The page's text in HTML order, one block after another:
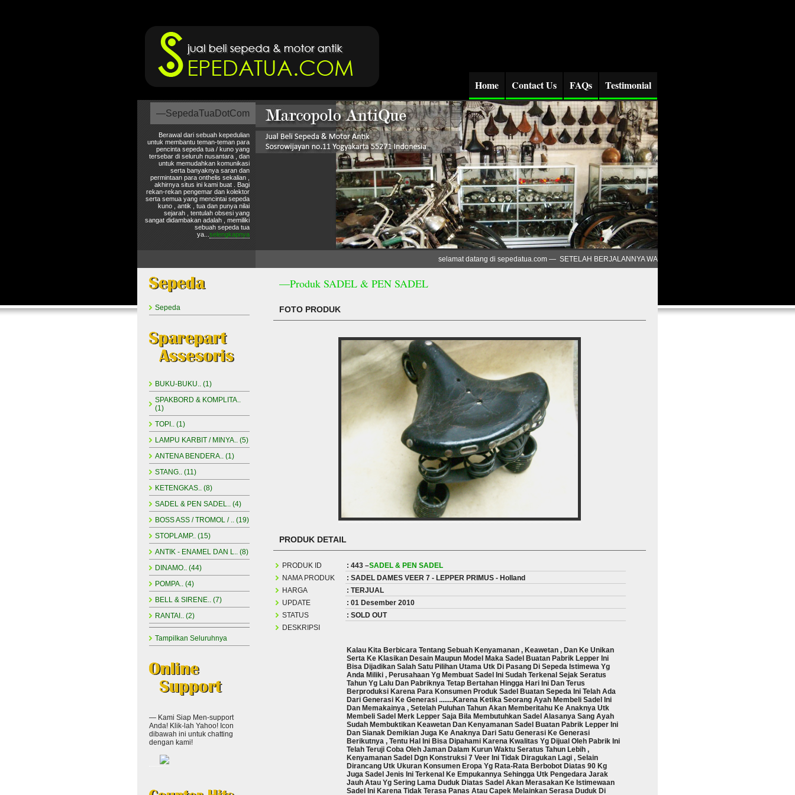
Home Contact Us FAQs Testimonial
—SepedaTuaDotCom
Berawal dari sebuah kepedulian
untuk membantu teman-teman para
pencinta sepeda tua / kuno yang
tersebar di seluruh nusantara , dan
untuk memudahkan komunikasi
serta banyaknya saran dan
permintaan para onthelis sekalian ,
akhirnya situs ini kami buat . Bagi
rekan-rekan pengemar dan kolektor
serta semua yang mencintai sepeda
kuno , antik , tua dan punya nilai
sejarah , tentulah obsesi yang
sangat didambakan adalah , memiliki
sebuah sepeda tua
ya... selengkapnya
selamat datang di sepedatua.com — SETELAH BERJALANNYA WAKTU SEJAK JUNI TAHUN LALU , HINGGA
Sepeda
BUKU-BUKU.. (1)
SPAKBORD & KOMPLITA..
(1)
TOPI.. (1)
LAMPU KARBIT / MINYA.. (5)
ANTENA BENDERA.. (1)
STANG.. (11)
KETENGKAS.. (8)
SADEL & PEN SADEL.. (4)
BOSS ASS / TROMOL / .. (19)
STOPLAMP.. (15)
ANTIK - ENAMEL DAN L.. (8)
DINAMO.. (44)
POMPA.. (4)
BELL & SIRENE.. (7)
RANTAI.. (2)
Tampilkan Seluruhnya
— Kami Siap Men-support
Anda! Klik-lah Yahoo! Icon
dibawah ini untuk chatting
dengan kami!
—Produk SADEL & PEN SADEL
FOTO PRODUK
PRODUK DETAIL
PRODUK ID : 443 –SADEL & PEN SADEL
NAMA PRODUK
: SADEL DAMES VEER 7 - LEPPER PRIMUS - Holland
HARGA
: TERJUAL
UPDATE
: 01 Desember 2010
STATUS
: SOLD OUT
DESKRIPSI
Kalau Kita Berbicara Tentang Sebuah Kenyamanan , Keawetan , Dan Ke Unikan
Serta Ke Klasikan Desain Maupun Model Maka Sadel Buatan Pabrik Lepper Ini
Bisa Dijadikan Salah Satu Pilihan Utama Utk Di Pasang Di Sepeda Istimewa Yg
Anda Miliki , Perusahaan Yg Membuat Sadel Ini Sudah Terkenal Sejak Seratus
Tahun Yg Lalu Dan Pabriknya Tetap Bertahan Hingga Hari Ini Dan Terus
Berproduksi Karena Para Konsumen Produk Sadel Buatan Sepeda Ini Telah Ada
Dari Generasi Ke Generasi ........karena Ketika Seorang Ayah Membeli Sadel Ini
Dan Memakainya , Setelah Puluhan Tahun Akan Memberitahu Ke Anaknya Utk
Membeli Sadel Merk Lepper Saja Bila Membutuhkan Sadel Alasanya Sang Ayah
Sudah Membuktikan Keawetan Dan Kenyamanan Sadel Buatan Pabrik Lepper Ini
Dan Sianak Demikian Juga Ke Anaknya Dari Satu Generasi Ke Generasi
Berikutnya , Tentu Hal Ini Bisa Dipahami Karena Kwalitas Yg Dijual Oleh Pabrik Ini
Telah Teruji Coba Oleh Jaman Dalam Kurun Waktu Seratus Tahun Lebih ,
Kenyamanan Sadel Dgn Konstruksi 7 Veer Ini Tidak Diragukan Lagi , Selain
Dirancang Utk Ukuran Konsumen Eropa Yg Rata-Rata Berbobot Diatas 90 Kg
Juga Sadel Jenis Ini Terkenal Ke Empukannya Sehingga Utk Pengedara Jarak
Jauh Atau Yg Sering Lama Duduk Diatas Sadel Akan Merasakan Ke Istimewaan
Sadel Ini Karena Tidak Terasa Panas Atau Capek Melainkan Serasa Duduk Di